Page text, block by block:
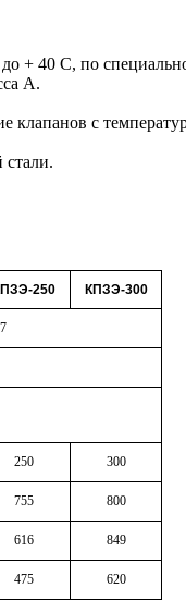
+ 40 С, по
А.
клапанов с
стали.
250 КПЗЭ-300
250 300
755 800
616 849
475 620